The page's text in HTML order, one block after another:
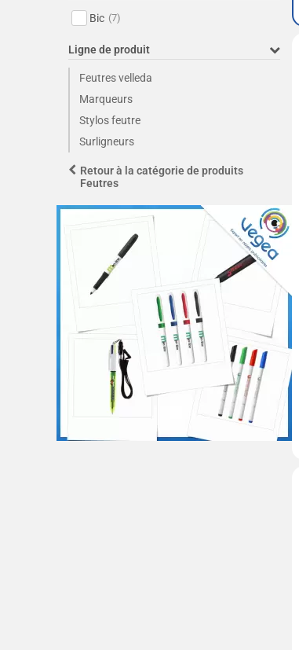
Bic (7)
Ligne de produit
Feutres velleda
Marqueurs
Stylos feutre
Surligneurs
Retour à la catégorie de produits
Feutres